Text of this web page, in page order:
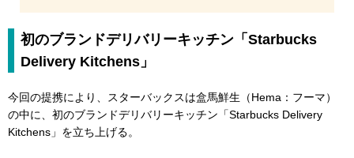
初のブランドデリバリーキッチン「Starbucks
Delivery Kitchens」
今回の提携により、スターバックスは盒馬鮮生（Hema：フーマ）
の中に、初のブランドデリバリーキッチン「Starbucks Delivery
Kitchens」を立ち上げる。